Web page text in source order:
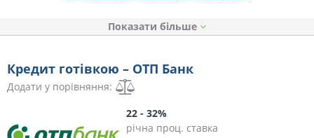
Показати
Кредит готівкою – ОТП Банк
Додати у порівняння:
22 - 32%
річна проц. ставка